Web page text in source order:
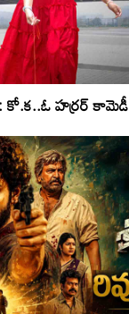
కో.క..ఓ హర్రర్ కామెడీ